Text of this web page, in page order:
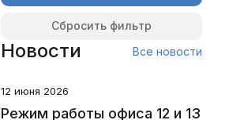
Сбросить фильтр
Новости Все новости
12 июня 2026
Режим работы офиса 12 и 13